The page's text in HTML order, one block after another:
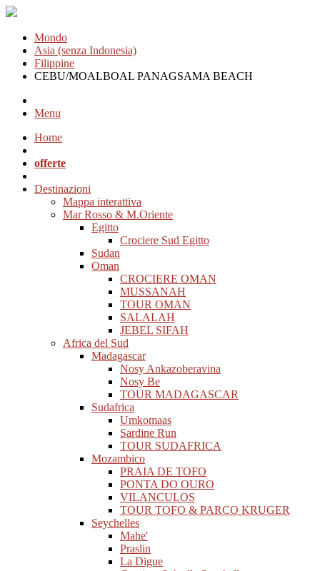
Mondo
Asia (senza Indonesia)
Filippine
CEBU/MOALBOAL PANAGSAMA BEACH
Menu
Home
offerte
Destinazioni
Mappa interattiva
Mar Rosso & M.Oriente
Egitto
Crociere Sud Egitto
Sudan
Oman
CROCIERE OMAN
MUSSANAH
TOUR OMAN
SALALAH
JEBEL SIFAH
Africa del Sud
Madagascar
Nosy Ankazoberavina
Nosy Be
TOUR MADAGASCAR
Sudafrica
Umkomaas
Sardine Run
TOUR SUDAFRICA
Mozambico
PRAIA DE TOFO
PONTA DO OURO
VILANCULOS
TOUR TOFO & PARCO KRUGER
Seychelles
Mahe'
Praslin
La Digue